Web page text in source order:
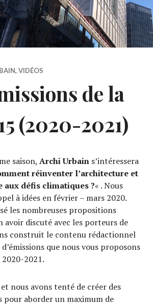
,VIDÉOS
de la
(2020-2021)
saison,Archi Urbain s’intéressera
réinventer l’architecture et
aux défis climatiques ?« . Nous
à idées en février – mars 2020.
les nombreuses propositions
avoir discuté avec les porteurs de
construit le contenu rédactionnel
que nous vous proposons
2021.
nous avons tenté de créer des
pour aborder un maximum de